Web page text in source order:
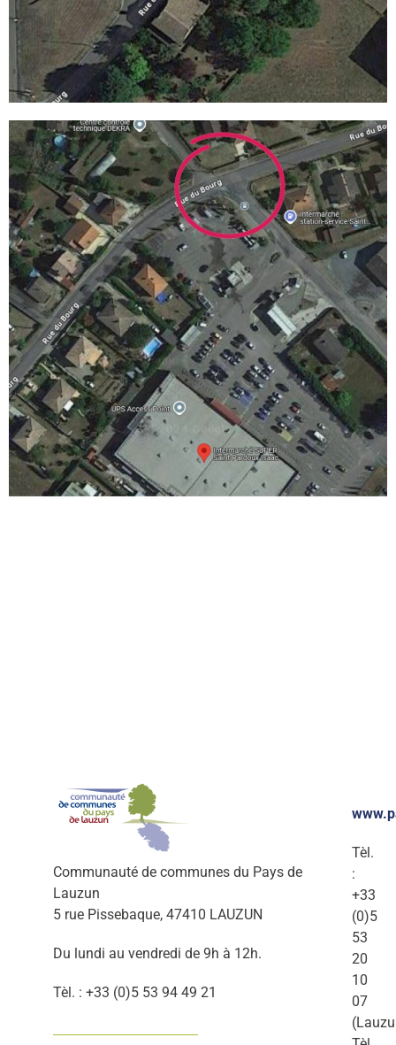
Communauté de communes du Pays de
Lauzun
5 rue Pissebaque, 47410 LAUZUN
Du lundi au vendredi de 9h à 12h.
Tèl. : +33 (0)5 53 94 49 21
Tèl.
:
+33
(0)5
53
20
10
07